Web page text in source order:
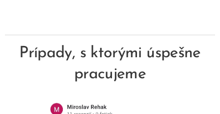
Prípady, s ktorými úspešne
pracujeme